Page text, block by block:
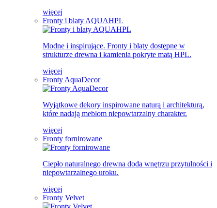
więcej
Fronty i blaty AQUAHPL
Modne i inspirujące. Fronty i blaty dostępne w
strukturze drewna i kamienia pokryte matą HPL.
więcej
Fronty AquaDecor
Wyjątkowe dekory inspirowane naturą i architekturą,
które nadają meblom niepowtarzalny charakter.
więcej
Fronty fornirowane
Ciepło naturalnego drewna doda wnętrzu przytulności i
niepowtarzalnego uroku.
więcej
Fronty Velvet